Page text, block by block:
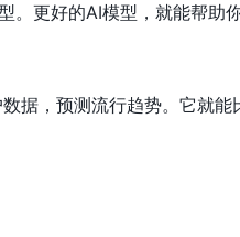
。更好的AI模型，就能帮助
据，预测流行趋势。它就